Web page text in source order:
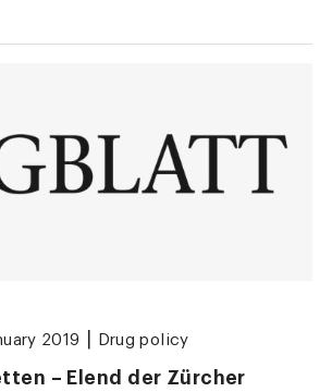
2019 Drug policy
– Elend der Zürcher